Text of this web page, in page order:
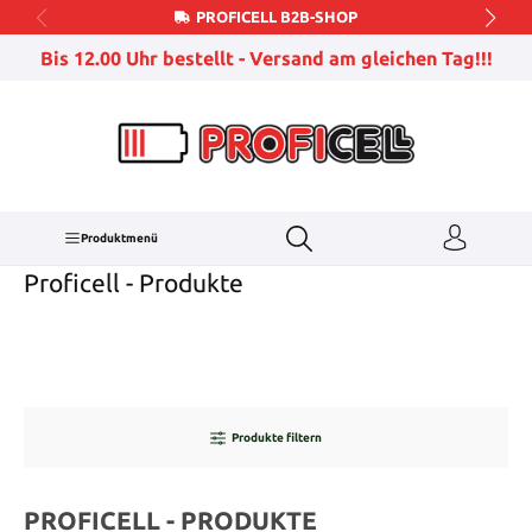
Zum Hauptinhalt springenPROFICELL B2B-SHOP
Bis 12.00 Uhr bestellt - Versand am gleichen Tag!!!
Produktmenü
Proficell - Produkte
Produkte filtern
PROFICELL - PRODUKTE